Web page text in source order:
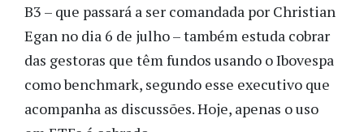
B3 – que passará a ser comandada por Christian
Egan no dia 6 de julho – também estuda cobrar
das gestoras que têm fundos usando o Ibovespa
como benchmark, segundo esse executivo que
acompanha as discussões. Hoje, apenas o uso